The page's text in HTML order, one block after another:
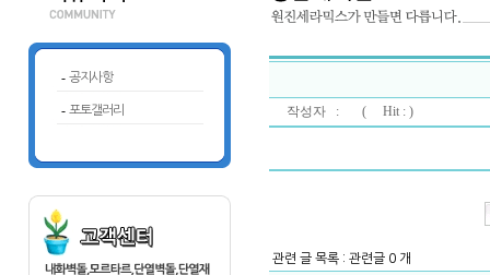
- 공지사항
- 포토갤러리 작성자 : ( Hit : )
관련 글 목록 : 관련글 0 개